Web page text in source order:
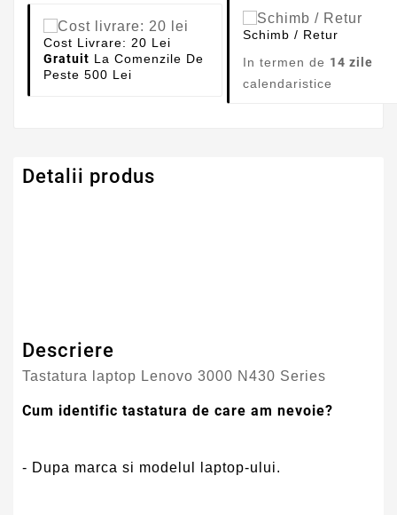
Cost Livrare: 20 Lei
Gratuit La Comenzile De
Peste 500 Lei
Schimb / Retur
In termen de 14 zile
calendaristice
Detalii produs
Descriere
Tastatura laptop Lenovo 3000 N430 Series
Cum identific tastatura de care am nevoie?
- Dupa marca si modelul laptop-ului.